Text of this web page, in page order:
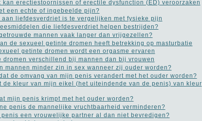
kan erectiestoornissen of erectile dysfunction (ED) veroorzaken
een echte of ingebeelde pijn?
aan liefdesverdriet is te vergelijken met fysieke pijn
die liefdesverdriet helpen bestrijden?
mannen vaak langer dan vrijgezellen?
de sexueel getinte dromen heeft betrekking op masturbatie
getinte dromen wordt een orgasme ervaren
dromen verschillend bij mannen dan bij vrouwen
mannen minder zin in sex wanneer zij ouder worden?
de omvang van mijn penis verandert met het ouder worden?
de kleur van mijn eikel (het uiteindende van de penis) van kleur
mijn penis krimpt met het ouder worden?
penis de mannelijke vruchtbaarheid verminderen?
een vrouwelijke partner al dan niet bevredigen?